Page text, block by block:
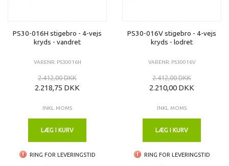
PS30-016H stigebro - 4-vejs
kryds - vandret
VARENR: PS30016H
2.412,00 DKK
2.218,75 DKK
INKL. MOMS
LÆG I KURV
RING FOR LEVERINGSTID
PS30-016V stigebro - 4-vejs
kryds - lodret
VARENR: PS30016V
2.412,00 DKK
2.210,00 DKK
INKL. MOMS
LÆG I KURV
RING FOR LEVERINGSTID